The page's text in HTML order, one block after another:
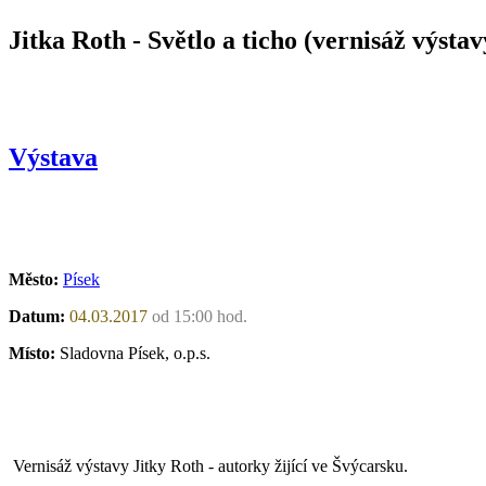
Jitka Roth - Světlo a ticho (vernisáž
Výstava
Město: Písek
Datum: 04.03.2017 od 15:00 hod.
Místo: Sladovna Písek, o.p.s.
Vernisáž výstavy Jitky Roth - autorky žijící ve Švýcarsku.